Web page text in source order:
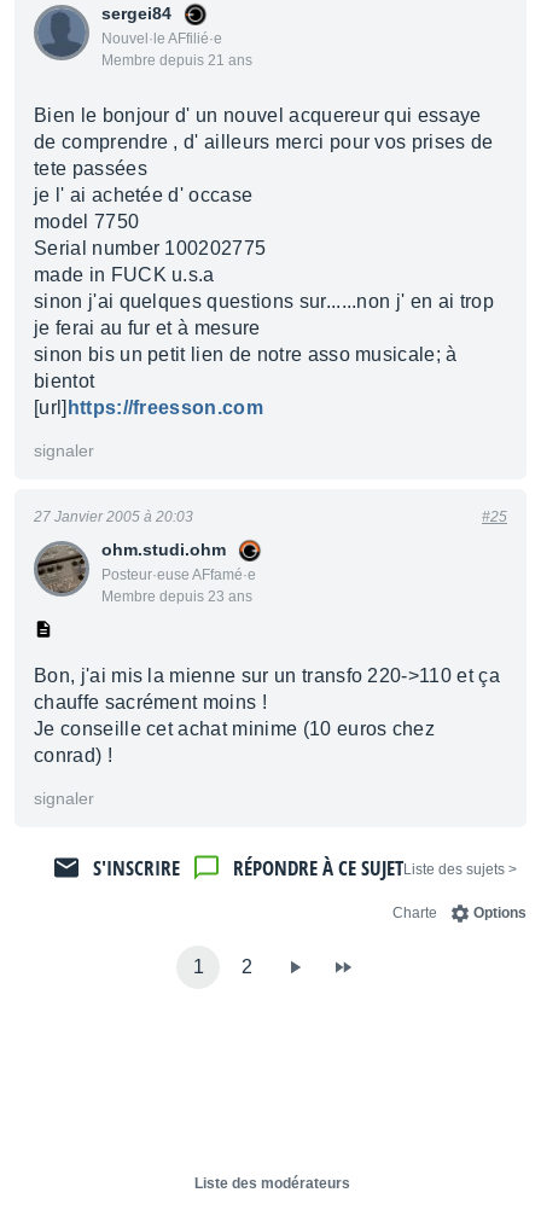
sergei84
Nouvel·le AFfilié·e
Membre depuis 21 ans
Bien le bonjour d' un nouvel acquereur qui essaye
de comprendre , d' ailleurs merci pour vos prises de
tete passées
je l' ai achetée d' occase
model 7750
Serial number 100202775
made in FUCK u.s.a
sinon j'ai quelques questions sur......non j' en ai trop
je ferai au fur et à mesure
sinon bis un petit lien de notre asso musicale; à
bientot
[url] https://freesson.com
signaler
ohm.studi.ohm
Posteur·euse AFfamé·e
Membre depuis 23 ans
27 Janvier 2005 à 20:03 #25
Bon, j'ai mis la mienne sur un transfo 220->110 et ça
chauffe sacrément moins !
Je conseille cet achat minime (10 euros chez
conrad) !
signaler
< Liste des sujets
RÉPONDRE À CE SUJET
S'INSCRIRE
Options
Charte
1 2
Liste des modérateurs